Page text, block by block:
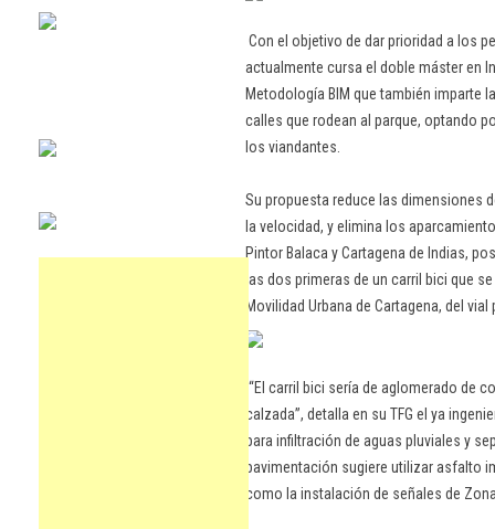
Con el objetivo de dar prioridad a los
actualmente cursa el doble máster en
Metodología BIM que también imparte
calles que rodean al parque, optando
los viandantes.
Su propuesta reduce las dimensiones
la velocidad, y elimina los
Pintor Balaca y Cartagena de Indias,
las dos primeras de un carril bici que
Movilidad Urbana de Cartagena, del
“El carril bici sería de aglomerado de
calzada”, detalla en su TFG el ya
para infiltración de aguas pluviales y
pavimentación sugiere utilizar asfalto
como la instalación de señales de